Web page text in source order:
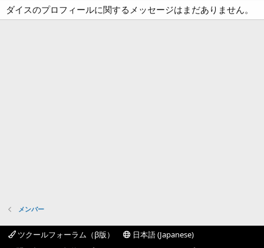
ダイスのプロフィールに関するメッセージはまだありません。
メンバー
ツクールフォーラム（β版）
日本語 (Japanese)